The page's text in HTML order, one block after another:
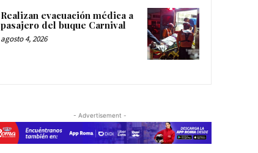
Realizan evacuación médica a
pasajero del buque Carnival
agosto 4, 2026
- Advertisement -